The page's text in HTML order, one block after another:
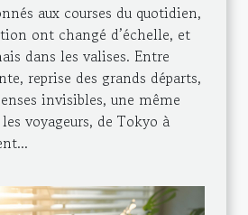
aux courses du quotidien,
ont changé d’échelle, et
dans les valises. Entre
reprise des grands départs,
invisibles, une même
voyageurs, de Tokyo à